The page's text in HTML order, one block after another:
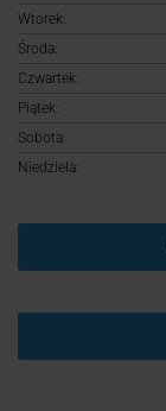
Wtorek:
Środa:
Czwartek:
Piątek:
Sobota:
Niedziela: